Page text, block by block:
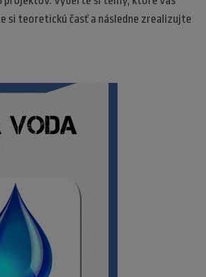
si teoretickú časť a následne zrealizujte